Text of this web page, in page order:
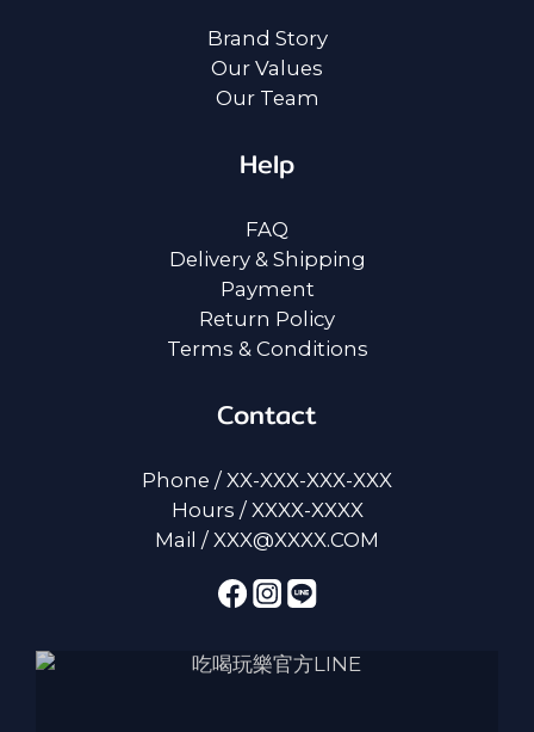
Brand Story
Our Values
Our Team
Help
FAQ
Delivery & Shipping
Payment
Return Policy
Terms & Conditions
Contact
Phone / XX-XXX-XXX-XXX
Hours / XXXX-XXXX
Mail / XXX@XXXX.COM